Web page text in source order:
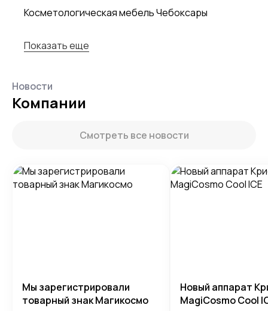
Косметологическая мебель Чебоксары
Показать еще
Новости
Компании
Смотреть все новости
Мы зарегистрировали
товарный знак Магикосмо
Новый аппарат
MagiCosmo Cool